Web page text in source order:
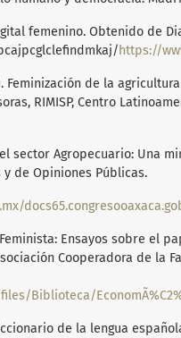
femenino. Obtenido de
https://
Feminización de la
RIMISP, Centro
sector Agropecuario: Una
de Opiniones Públicas.
Feminista: Ensayos sobre el
Cooperadora de la
de la lengua